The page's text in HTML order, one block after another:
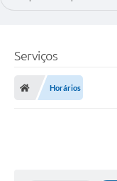
Serviços
Horários